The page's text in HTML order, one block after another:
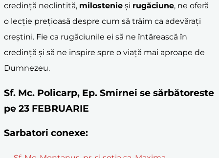
credință neclintită, milostenie și rugăciune, ne oferă
o lecție prețioasă despre cum să trăim ca adevărați
creștini. Fie ca rugăciunile ei să ne întărească în
credință și să ne inspire spre o viață mai aproape de
Dumnezeu.
Sf. Mc. Policarp, Ep. Smirnei se sărbătoreste
pe 23 FEBRUARIE
Sarbatori conexe: